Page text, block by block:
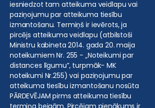
iesniedzot tam atteikuma veidlapu vai
paziņojumu par atteikuma tiesību
izmantošanu. Termiņš ir ievērots, ja
pircējs atteikuma veidlapu (atbilstoši
Ministru kabineta 2014. gada 20. maija
noteikumiem Nr. 255 - „Noteikumi par
distances līgumu”, turpmāk- MK
noteikumi Nr.255) vai paziņojumu par
atteikuma tiesību izmantošanu nosūta
PĀRDEVĒJAM pirms atteikuma tiesību